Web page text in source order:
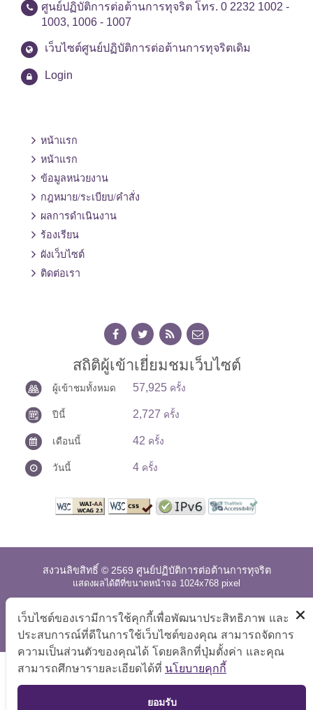
ศูนย์ปฏิบัติการต่อต้านการทุจริต โทร. 0 2232 1002 -
1003, 1006 - 1007
เว็บไซต์ศูนย์ปฏิบัติการต่อต้านการทุจริตเดิม
Login
หน้าแรก
หน้าแรก
ข้อมูลหน่วยงาน
กฎหมาย/ระเบียบ/คำสั่ง
ผลการดำเนินงาน
ร้องเรียน
ผังเว็บไซต์
ติดต่อเรา
สถิติผู้เข้าเยี่ยมชมเว็บไซต์
ผู้เข้าชมทั้งหมด 57,925 ครั้ง
ปีนี้ 2,727 ครั้ง
เดือนนี้ 42 ครั้ง
วันนี้ 4 ครั้ง
สงวนลิขสิทธิ์ © 2569 ศูนย์ปฏิบัติการต่อต้านการทุจริต
แสดงผลได้ดีที่ขนาดหน้าจอ 1024x768 pixel
แผนผังเว็บไซต์ คำถามที่พบบ่อย นโยบายเว็บไซต์
|
การปฏิเสธความรับผิด
TOP
เว็บไซต์ของเรามีการใช้คุกกี้เพื่อพัฒนาประสิทธิภาพ และ
ประสบการณ์ที่ดีในการใช้เว็บไซต์ของคุณ สามารถจัดการ
ความเป็นส่วนตัวของคุณได้ โดยคลิกที่ปุ่มตั้งค่า และคุณ
สามารถศึกษารายละเอียดได้ที่ นโยบายคุกกี้
ยอมรับ